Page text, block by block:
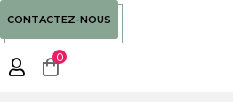
CONTACTEZ-NOUS
0